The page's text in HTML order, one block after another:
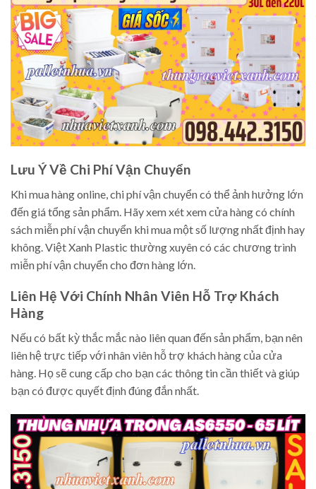
Lưu Ý Về Chi Phí Vận Chuyển
Khi mua hàng online, chi phí vận chuyển có thể ảnh hưởng lớn
đến giá tổng sản phẩm. Hãy xem xét xem cửa hàng có chính
sách miễn phí vận chuyển khi mua một số lượng nhất định hay
không. Việt Xanh Plastic thường xuyên có các chương trình
miễn phí vận chuyển cho đơn hàng lớn.
Liên Hệ Với Chính Nhân Viên Hỗ Trợ Khách
Hàng
Nếu có bất kỳ thắc mắc nào liên quan đến sản phẩm, bạn nên
liên hệ trực tiếp với nhân viên hỗ trợ khách hàng của cửa
hàng. Họ sẽ cung cấp cho bạn các thông tin cần thiết và giúp
bạn có được quyết định đúng đắn nhất.